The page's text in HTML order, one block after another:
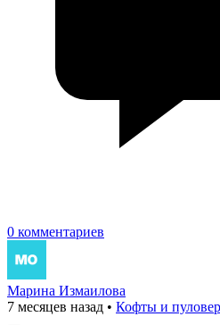
0 комментариев
Марина Измаилова
7 месяцев назад • Кофты и